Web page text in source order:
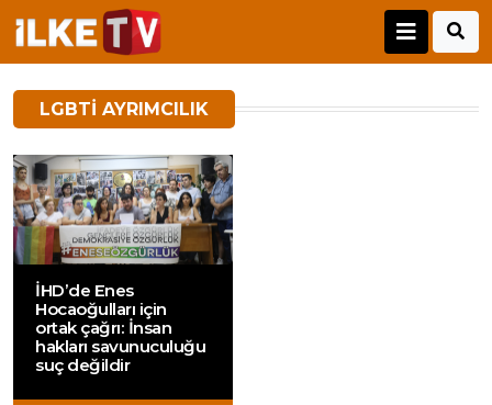
LGBTI AYRIMCILIK
İHD’de Enes
Hocaoğulları için
ortak çağrı: İnsan
hakları savunuculuğu
suç değildir